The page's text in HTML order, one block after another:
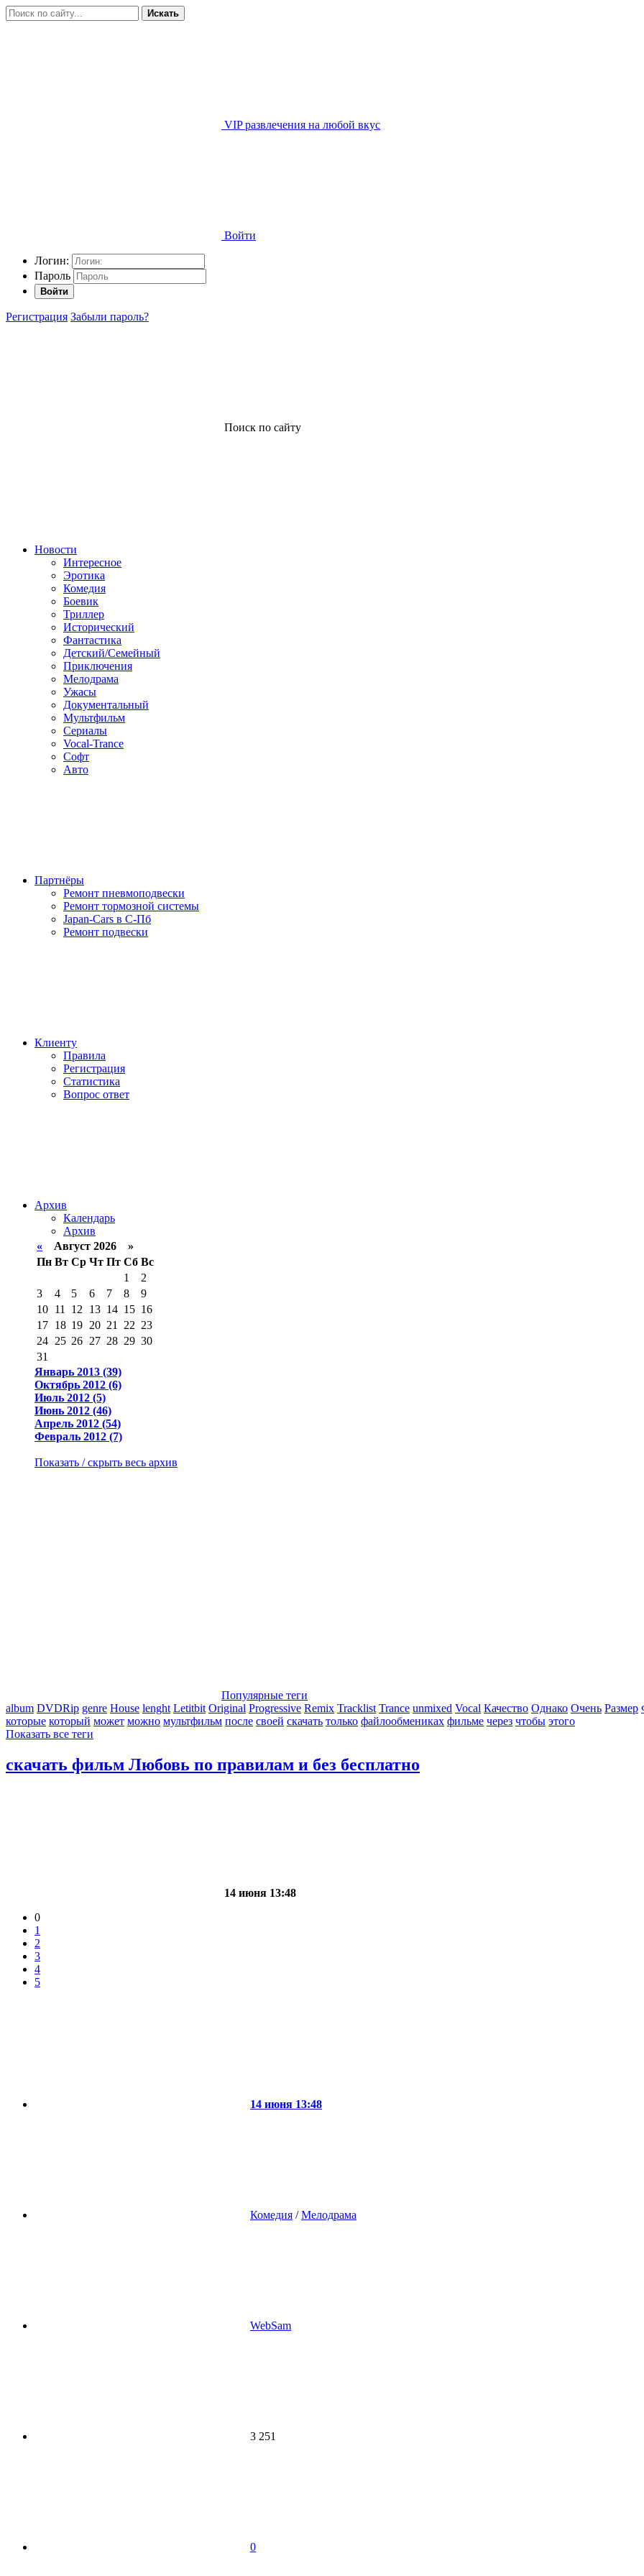
Искать
VIP развлечения на любой вкус
Войти
Логин:
Пароль
Войти
Регистрация Забыли пароль?
Поиск по сайту
Новости
Интересное
Эротика
Комедия
Боевик
Триллер
Исторический
Фантастика
Детский/Семейный
Приключения
Мелодрама
Ужасы
Документальный
Мультфильм
Сериалы
Vocal-Trance
Софт
Авто
Партнёры
Ремонт пневмоподвески
Ремонт тормозной системы
Japan-Cars в С-Пб
Ремонт подвески
Клиенту
Правила
Регистрация
Статистика
Вопрос ответ
Архив
Календарь
Архив
« Август 2026 »
Пн Вт Ср Чт Пт Сб Вс
1
2
3
4 5 6 7 8
9
10 11 12 13 14 15 16
17 18 19 20 21 22 23
24 25 26 27 28 29 30
31
Январь 2013 (39)
Октябрь 2012 (6)
Июль 2012 (5)
Июнь 2012 (46)
Апрель 2012 (54)
Февраль 2012 (7)
Показать / скрыть весь архив
Популярные теги
album DVDRip genre House lenght Letitbit Original Progressive Remix Tracklist Trance unmixed Vocal Качество Однако Очень Размер
которые который может можно мультфильм после своей скачать только файлообмениках фильме через чтобы этого
Показать все теги
скачать фильм Любовь по правилам и без бесплатно
14 июня 13:48
0
1
2
3
4
5
14 июня 13:48
Комедия /Мелодрама
WebSam
3 251
0